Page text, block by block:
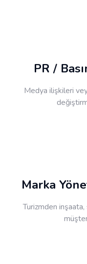
PR /
Medya ilişkileri
Marka
Turizmden